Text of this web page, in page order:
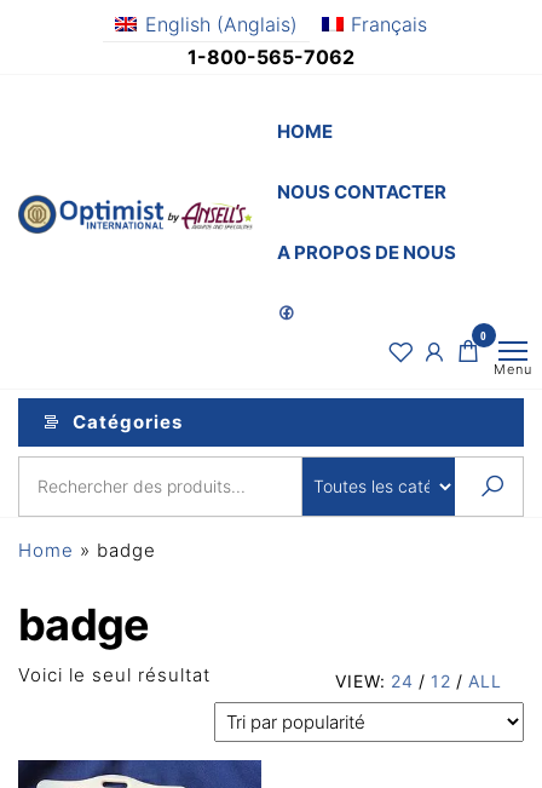
English (Anglais)
Français
1-800-565-7062
OptimistSupply.ca
by
Specialties
HOME
NOUS CONTACTER
A PROPOS DE NOUS
0
Menu
Catégories
Home » badge
badge
VIEW: 24 / 12 / ALL
Voici le seul résultat